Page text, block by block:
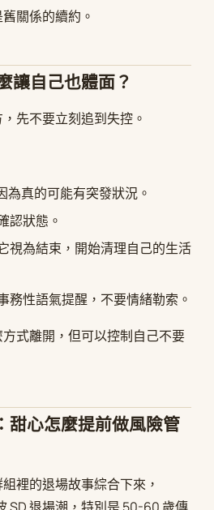
關係的續約。
讓自己也體面？
先不要立刻追到失控。
為真的可能有突發狀況。
認狀態。
視為結束，開始清理自己的生活
務性語氣提醒，不要情緒勒索。
式離開，但可以控制自己不要
甜心怎麼提前做風險管
裡的退場故事綜合下來，